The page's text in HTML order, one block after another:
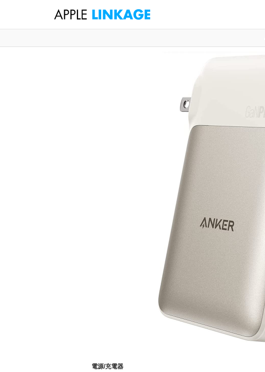
ン
電源/充電器